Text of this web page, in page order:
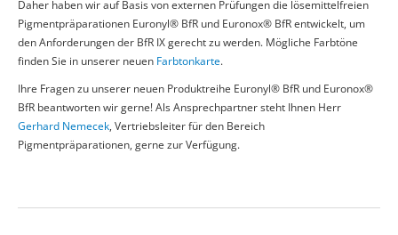
Daher haben wir auf Basis von externen Prüfungen die lösemittelfreien
Pigmentpräparationen Euronyl® BfR und Euronox® BfR entwickelt, um
den Anforderungen der BfR IX gerecht zu werden. Mögliche Farbtöne
finden Sie in unserer neuen Farbtonkarte.
Ihre Fragen zu unserer neuen Produktreihe Euronyl® BfR und Euronox®
BfR beantworten wir gerne! Als Ansprechpartner steht Ihnen Herr
Gerhard Nemecek, Vertriebsleiter für den Bereich
Pigmentpräparationen, gerne zur Verfügung.